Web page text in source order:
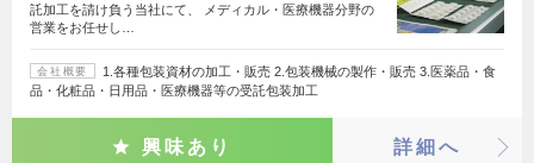
託加工を請け負う当社にて、 メディカル・医療機器分野の
営業をお任せし…
会社概要
1.各種包装資材の加工・販売 2.包装機械の製作・販売 3.医薬品・食
品・化粧品・日用品・医療機器等の受託包装加工
興味あり 詳細へ